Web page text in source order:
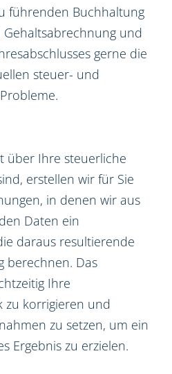
führenden Buchhaltung
und
gerne die
steuer- und
über Ihre steuerliche
erstellen wir für Sie
in denen wir aus
Daten ein
daraus resultierende
berechnen. Das
Ihre
zu korrigieren und
zu setzen, um ein
Ergebnis zu erzielen.